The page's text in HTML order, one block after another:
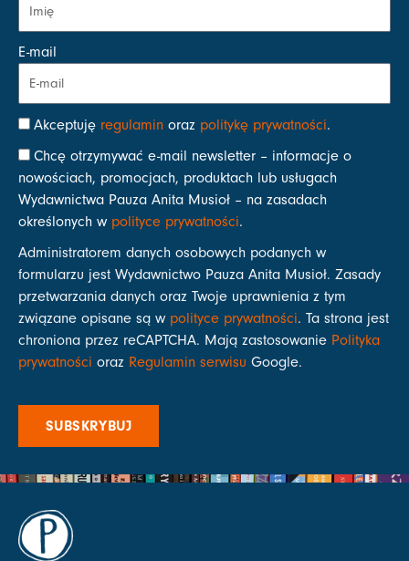
E-mail
Akceptuję regulamin oraz politykę prywatności.
Chcę otrzymywać e-mail newsletter – informacje o
nowościach, promocjach, produktach lub usługach
Wydawnictwa Pauza Anita Musioł – na zasadach
określonych w polityce prywatności.
Administratorem danych osobowych podanych w
formularzu jest Wydawnictwo Pauza Anita Musioł. Zasady
przetwarzania danych oraz Twoje uprawnienia z tym
związane opisane są w polityce prywatności. Ta strona jest
chroniona przez reCAPTCHA. Mają zastosowanie Polityka
prywatności oraz Regulamin serwisu Google.
SUBSKRYBUJ